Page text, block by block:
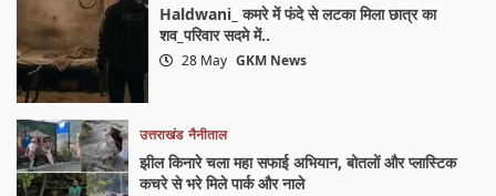
Haldwani_ कमरे में फंदे से लटका मिला छात्र का
शव_परिवार सदमे में..
28 May GKM News
उत्तराखंड नैनीताल
झील किनारे चला महा सफाई अभियान, बोतलों और प्लास्टिक
कचरे से भरे मिले पार्क और नाले